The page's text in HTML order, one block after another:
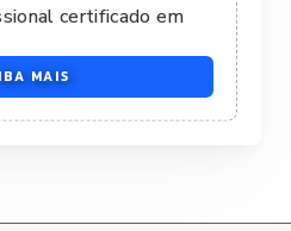
certificado em
MAIS